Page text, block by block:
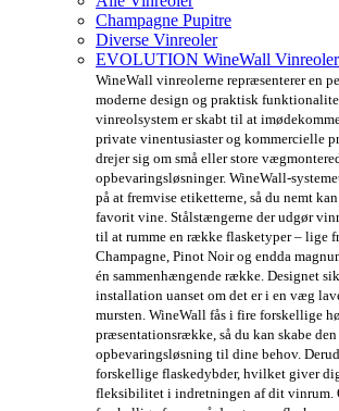
Champagne Pupitre
Diverse Vinreoler
EVOLUTION WineWall Vinreoler
WineWall vinreolerne repræsenterer en
moderne design og praktisk
vinreolsystem er skabt til at
private vinentusiaster og kommercielle
drejer sig om små eller store
opbevaringsløsninger. WineWall-
på at fremvise etiketterne, så du nemt
favorit vine. Stålstængerne der udgør
til at rumme en række flasketyper – lige
Champagne, Pinot Noir og endda
én sammenhængende række. Designet
installation uanset om det er i en væg
mursten. WineWall fås i fire forskellige
præsentationsrække, så du kan skabe
opbevaringsløsning til dine behov.
forskellige flaskedybder, hvilket giver
fleksibilitet i indretningen af dit vinrum.